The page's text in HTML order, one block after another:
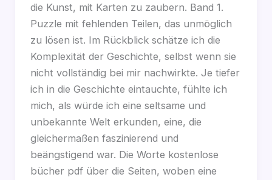
die Kunst, mit Karten zu zaubern. Band 1.
Puzzle mit fehlenden Teilen, das unmöglich
zu lösen ist. Im Rückblick schätze ich die
Komplexität der Geschichte, selbst wenn sie
nicht vollständig bei mir nachwirkte. Je tiefer
ich in die Geschichte eintauchte, fühlte ich
mich, als würde ich eine seltsame und
unbekannte Welt erkunden, eine, die
gleichermaßen faszinierend und
beängstigend war. Die Worte kostenlose
bücher pdf über die Seiten, woben eine